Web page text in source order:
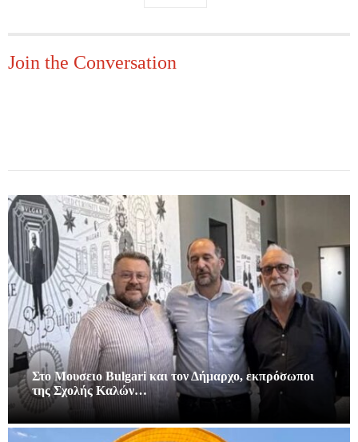
Join the Conversation
Στο Μουσειο Bulgari και τον Δήμαρχο, εκπρόσωποι
της Σχολής Καλών…